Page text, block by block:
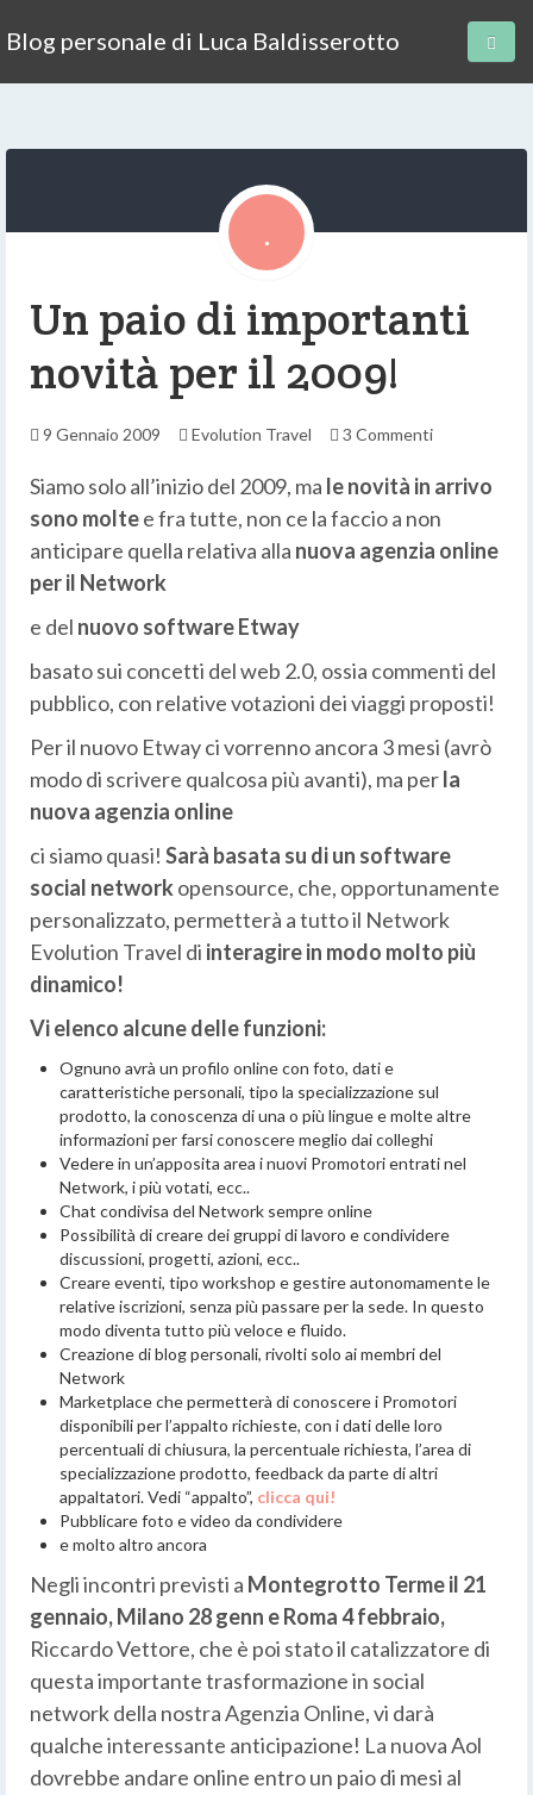
Blog personale di Luca Baldisserotto
Un paio di importanti
novità per il 2009!
9 Gennaio 2009 Evolution Travel 3 Commenti
Siamo solo all’inizio del 2009, ma le novità in arrivo
sono moltee fra tutte, non ce la faccio a non
anticipare quella relativa alla nuova agenzia online
per il Network
e del nuovo software Etway
basato sui concetti del web 2.0, ossia commenti del
pubblico, con relative votazioni dei viaggi proposti!
Per il nuovo Etway ci vorrenno ancora 3 mesi (avrò
modo di scrivere qualcosa più avanti), ma perla
nuova agenzia online
ci siamo quasi! Sarà basata su di un software
social network opensource, che, opportunamente
personalizzato, permetterà a tutto il Network
Evolution Travel di interagire in modo molto più
dinamico!
Vi elenco alcune delle funzioni:
Ognuno avrà un profilo online con foto, dati e
caratteristiche personali, tipo la specializzazione sul
prodotto, la conoscenza di una o più lingue e molte altre
informazioni per farsi conoscere meglio dai colleghi
Vedere in un’apposita area i nuovi Promotori entrati nel
Network, i più votati, ecc..
Chat condivisa del Network sempre online
Possibilità di creare dei gruppi di lavoro e condividere
discussioni, progetti, azioni, ecc..
Creare eventi, tipo workshop e gestire autonomamente le
relative iscrizioni, senza più passare per la sede. In questo
modo diventa tutto più veloce e fluido.
Creazione di blog personali, rivolti solo ai membri del
Network
Marketplace che permetterà di conoscere i Promotori
disponibili per l’appalto richieste, con i dati delle loro
percentuali di chiusura, la percentuale richiesta, l’area di
specializzazione prodotto, feedback da parte di altri
appaltatori. Vedi “appalto”, clicca qui!
Pubblicare foto e video da condividere
e molto altro ancora
Negli incontri previsti a Montegrotto Terme il 21
gennaio, Milano 28 genn e Roma 4 febbraio,
Riccardo Vettore, che è poi stato il catalizzatore di
questa importante trasformazione in social
network della nostra Agenzia Online, vi darà
qualche interessante anticipazione! La nuova Aol
dovrebbe andare online entro un paio di mesi al